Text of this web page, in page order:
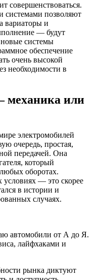
совершенствоваться.
системами позволяют
вариаторы и
— будут
новые системы
обеспечение
очень высокой
необходимости в
механика или
электромобилей
очередь, простая,
передачей. Она
который
оборотах.
— это скорее
в истории и
случаях.
автомобили от А до Я.
лайфхаками и
рынка диктуют